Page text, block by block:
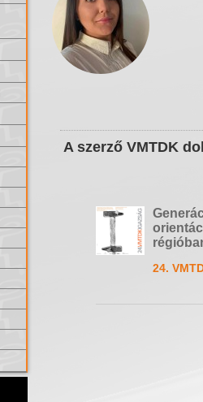
A szerző VMTDK
24.